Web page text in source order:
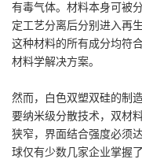
有毒气体。材料本身可被
定工艺分离后分别进入再
这种材料的所有成分均符
材料学解决方案。
然而，白色双塑双硅的制
要纳米级分散技术，双材
狭窄，界面结合强度必须
球仅有少数几家企业掌握